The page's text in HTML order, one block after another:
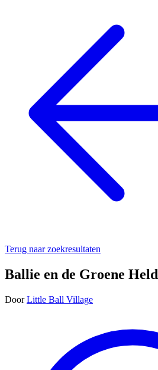
Terug naar zoekresultaten
Ballie en de Groene Held
Door Little Ball Village